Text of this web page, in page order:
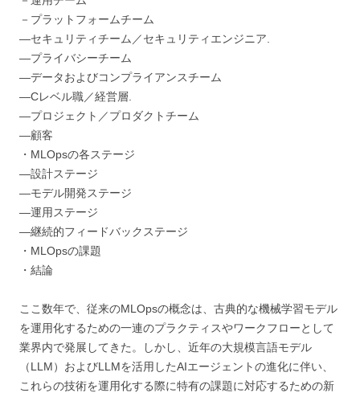
－プラットフォームチーム
―セキュリティチーム／セキュリティエンジニア.
―プライバシーチーム
―データおよびコンプライアンスチーム
―Cレベル職／経営層.
―プロジェクト／プロダクトチーム
―顧客
・MLOpsの各ステージ
―設計ステージ
―モデル開発ステージ
―運用ステージ
―継続的フィードバックステージ
・MLOpsの課題
・結論
ここ数年で、従来のMLOpsの概念は、古典的な機械学習モデル
を運用化するための一連のプラクティスやワークフローとして
業界内で発展してきた。しかし、近年の大規模言語モデル
（LLM）およびLLMを活用したAIエージェントの進化に伴い、
これらの技術を運用化する際に特有の課題に対応するための新